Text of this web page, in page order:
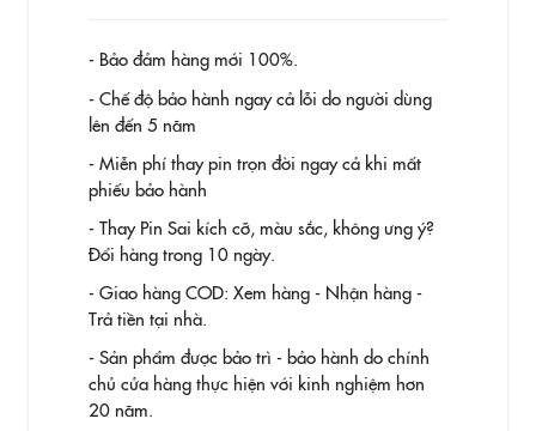
- Bảo đảm hàng mới 100%.
- Chế độ bảo hành ngay cả lỗi do người dùng
lên đến 5 năm
- Miễn phí thay pin trọn đời ngay cả khi mất
phiếu bảo hành
- Thay Pin Sai kích cỡ, màu sắc, không ưng ý?
Đổi hàng trong 10 ngày.
- Giao hàng COD: Xem hàng - Nhận hàng -
Trả tiền tại nhà.
- Sản phẩm được bảo trì - bảo hành do chính
chủ cửa hàng thực hiện với kinh nghiệm hơn
20 năm.